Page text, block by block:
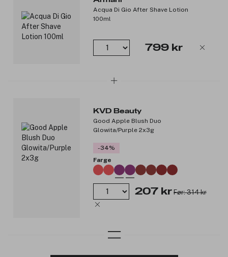
Acqua Di Gio After Shave Lotion
100ml
799 kr
KVD Beauty
Good Apple Blush Duo
Glowita/Purple 2x3g
-34%
Farge
207 kr Før: 314 kr